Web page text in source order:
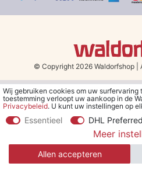
© Copyright 2026 Waldorfshop
*Gratis verzending in Nederland
kiezen van de
**Je ontvangt de kortingsbon van
aangemeld voor de nieuwsbrief. De
en geldt bij een minimale
Wij gebruiken cookies om uw surfervaring
toestemming verloopt uw aankoop in de
Privacybeleid. U kunt uw instellingen op
Essentieel DHL
Meer
Allen accepteren